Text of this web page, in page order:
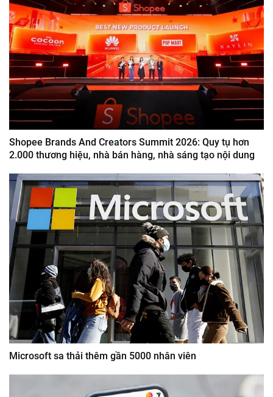
Shopee Brands And Creators Summit 2026: Quy tụ hơn
2.000 thương hiệu, nhà bán hàng, nhà sáng tạo nội dung
Microsoft sa thải thêm gần 5000 nhân viên